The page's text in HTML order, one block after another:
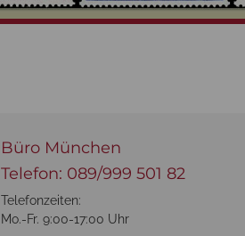
Büro München
Telefon: 089/999 501 82
Telefonzeiten:
Mo.-Fr. 9:00-17:00 Uhr